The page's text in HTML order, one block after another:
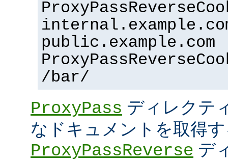
public.example.com
/bar/
ProxyPass ディレクテ
なドキュメントを取得
ProxyPassReverse デ